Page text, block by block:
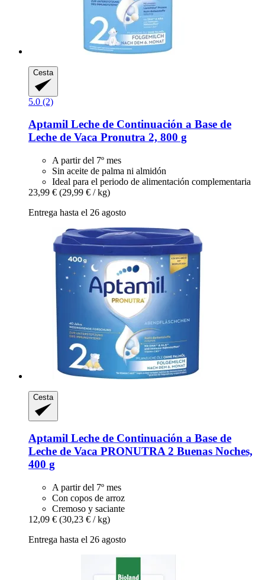
Cesta
5.0 (2)
Aptamil Leche de Continuación a Base de
Leche de Vaca Pronutra 2, 800 g
A partir del 7º mes
Sin aceite de palma ni almidón
Ideal para el periodo de alimentación complementaria
23,99 € (29,99 € / kg)
Entrega hasta el 26 agosto
Cesta
Aptamil Leche de Continuación a Base de
Leche de Vaca PRONUTRA 2 Buenas Noches,
400 g
A partir del 7º mes
Con copos de arroz
Cremoso y saciante
12,09 € (30,23 € / kg)
Entrega hasta el 26 agosto